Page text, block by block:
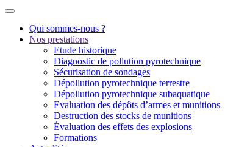
Qui sommes-nous ?
Nos prestations
Etude historique
Diagnostic de pollution pyrotechnique
Sécurisation de sondages
Dépollution pyrotechnique terrestre
Dépollution pyrotechnique subaquatique
Evaluation des dépôts d’armes et munitions
Destruction des stocks de munitions
Évaluation des effets des explosions
Formations